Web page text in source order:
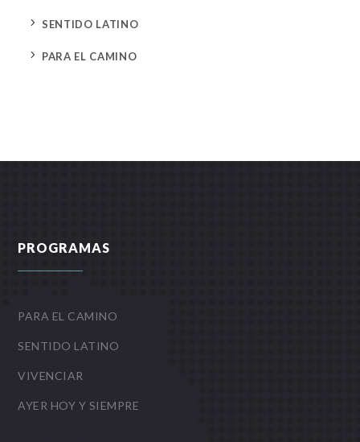
5 SENTIDO LATINO
5 PARA EL CAMINO
PROGRAMAS
PARA EL CAMINO
SENTIDO LATINO
VIVENCIAR
AYER HOY Y SIEMPRE